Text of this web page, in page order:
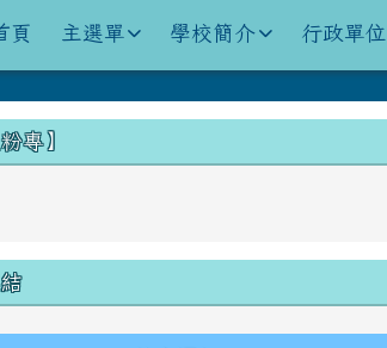
國小全球資訊網
頁 主選單 學校簡介 行政單位
域內容
專】